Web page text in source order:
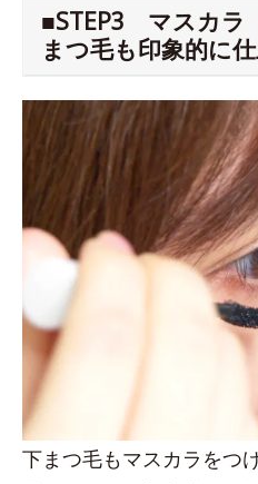
■STEP3 マスカラ
まつ毛も印象的に
下まつ毛もマスカラをつ